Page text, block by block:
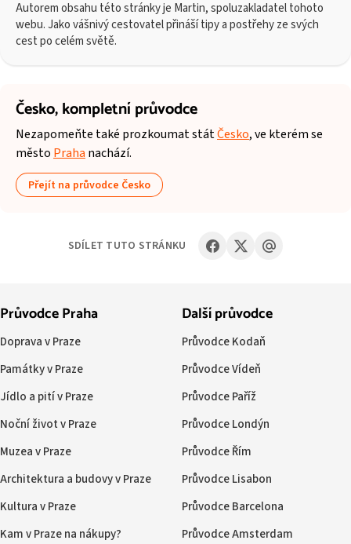
Autorem obsahu této stránky je Martin, spoluzakladatel tohoto
webu. Jako vášnivý cestovatel přináší tipy a postřehy ze svých
cest po celém světě.
Česko,kompletní průvodce
Nezapomeňte také prozkoumat státČesko, ve kterém se
město Praha nachází.
Přejít na průvodce Česko
SDÍLET TUTO STRÁNKU
Průvodce Praha
Doprava v Praze
Památky v Praze
Jídlo a pití v Praze
Noční život v Praze
Muzea v Praze
Architektura a budovy v Praze
Kultura v Praze
Kam v Praze na nákupy?
Další průvodce
Průvodce Kodaň
Průvodce Vídeň
Průvodce Paříž
Průvodce Londýn
Průvodce Řím
Průvodce Lisabon
Průvodce Barcelona
Průvodce Amsterdam